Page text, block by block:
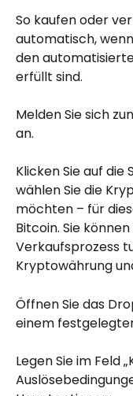
So kaufen oder
automatisch,
den
erfüllt sind.
Melden Sie sich
an.
Klicken Sie auf die
wählen Sie die
möchten – für
Bitcoin. Sie
Verkaufsprozess
Kryptowährung
Öffnen Sie das
einem
Legen Sie im Feld